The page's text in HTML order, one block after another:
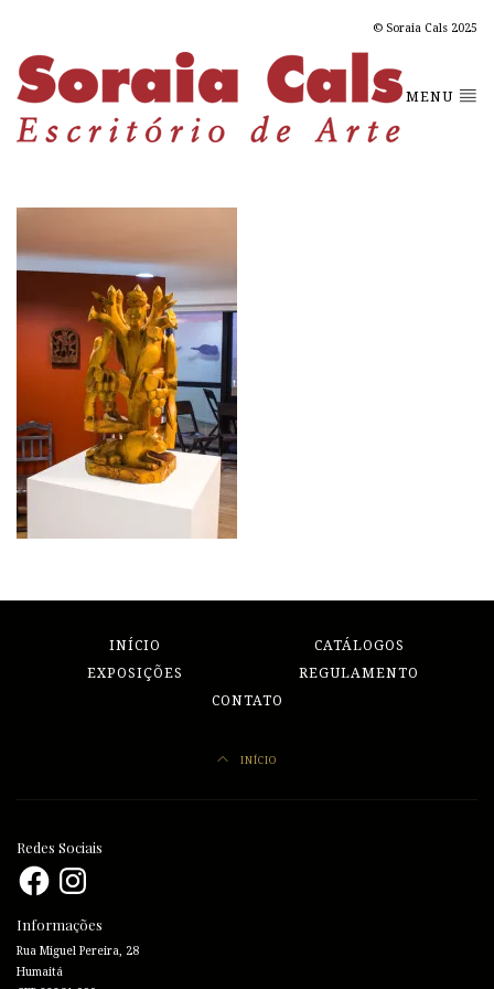
© Soraia Cals 2025
MENU
INÍCIO
CATÁLOGOS
EXPOSIÇÕES
REGULAMENTO
CONTATO
INÍCIO
Redes Sociais
FacebookInstagram
Informações
Rua Miguel Pereira, 28
Humaitá